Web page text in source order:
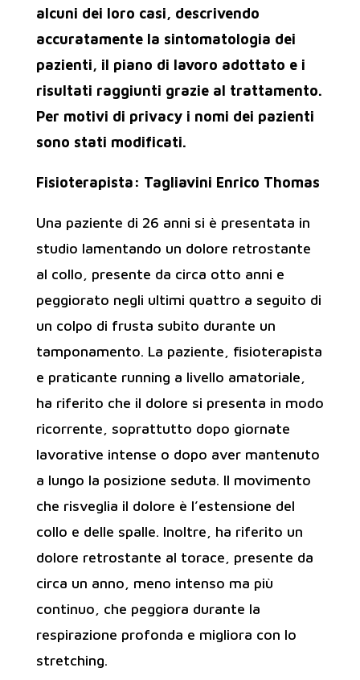
alcuni dei loro casi, descrivendo
accuratamente la sintomatologia dei
pazienti, il piano di lavoro adottato e i
risultati raggiunti grazie al trattamento.
Per motivi di privacy i nomi dei pazienti
sono stati modificati.
Fisioterapista: Tagliavini Enrico Thomas
Una paziente di 26 anni si è presentata in
studio lamentando un dolore retrostante
al collo, presente da circa otto anni e
peggiorato negli ultimi quattro a seguito di
un colpo di frusta subito durante un
tamponamento. La paziente, fisioterapista
e praticante running a livello amatoriale,
ha riferito che il dolore si presenta in modo
ricorrente, soprattutto dopo giornate
lavorative intense o dopo aver mantenuto
a lungo la posizione seduta. Il movimento
che risveglia il dolore è l’estensione del
collo e delle spalle. Inoltre, ha riferito un
dolore retrostante al torace, presente da
circa un anno, meno intenso ma più
continuo, che peggiora durante la
respirazione profonda e migliora con lo
stretching.